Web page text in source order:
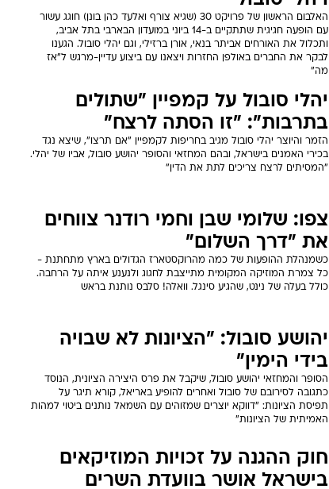
האלבום הראשון של פרויקט 30 (שגיא צורף ואלעד כהן בונן) חוגג עשור
עם הופעה חגיגית שתתקיים ב-14 ביוני במועדון הבארבי בתל אביב,
ותכלול את האורחים אביתר בנאי, אורן ברזילי, וגם יהלי סובול. הגענו
לבקר את החברים באולפן החזרות ויצאנו עם ביצוע עדיין-מרגש ל"אז
מה"
יהלי סובול על קמפיין "שתולים
בתרבות": "זו הסתה לרצח"
הזמר והיוצר יהלי סובול מגיב בחריפות לקמפיין "אם תרצו", שיצא נגד
בכירי האמנים בישראל, ובהם המחזאי והסופר יהושע סובול, אביו של יהלי.
"המסיתים לרצח צריכים לתת את הדין"
צפו: שלומי שבן וחמי רודנר צווחים
את "דרך השלום"
כשמנהלת ההופעות של כמה מהרוקסטארז הגדולים בארץ מתחתנת -
כל צמרת המוזיקה המקומית מתייצבת לחגוג ולנענע איתה על הרחבה.
כולל בעלה של נינט, שהגיע סינגל. וואלה! סלבס נותנת בראש
יהושע סובול: "הציונות לא שבויה
בידי הימין"
הסופר והמחזאי יהושע סובול, שיקבל את פרס היצירה הציונית, הנוסד
כתגובה לסירובם של סובול ואחרים להופיע באריאל, קורא תיגר על
תפיסת הציונות: "דווקא יוצרים שמזוהים עם השמאל נותנים ביטוי למהות
האמיתית של הציונות"
חוק ההגנה על זכויות המוזיקאים
בישראל אושר בוועדת השרים